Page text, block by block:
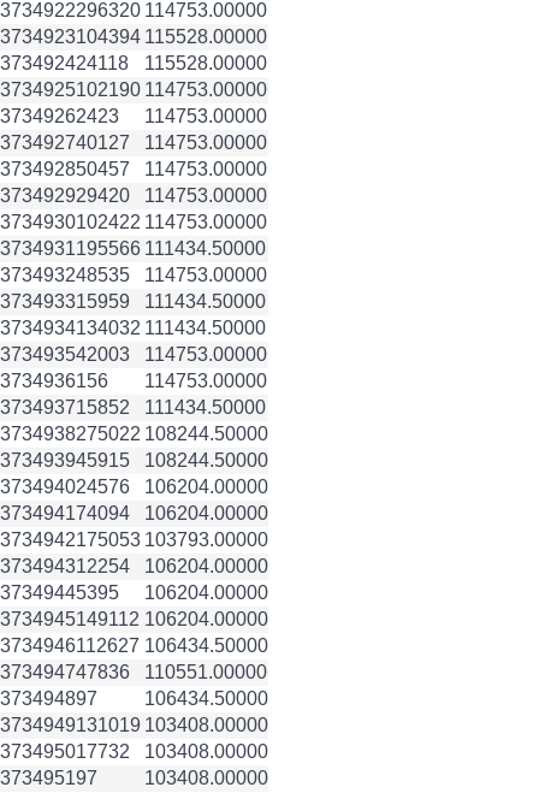
3734922296320 114753.00000
3734923104394 115528.00000
373492424118
115528.00000
3734925102190 114753.00000
37349262423
114753.00000
373492740127
114753.00000
373492850457
114753.00000
373492929420
114753.00000
3734930102422 114753.00000
3734931195566 111434.50000
373493248535
114753.00000
373493315959
111434.50000
3734934134032 111434.50000
373493542003
114753.00000
3734936156
114753.00000
373493715852
111434.50000
3734938275022 108244.50000
373493945915
108244.50000
373494024576
106204.00000
373494174094
106204.00000
3734942175053 103793.00000
373494312254
106204.00000
37349445395
106204.00000
3734945149112 106204.00000
3734946112627 106434.50000
373494747836
110551.00000
373494897
106434.50000
3734949131019 103408.00000
373495017732
103408.00000
373495197
103408.00000